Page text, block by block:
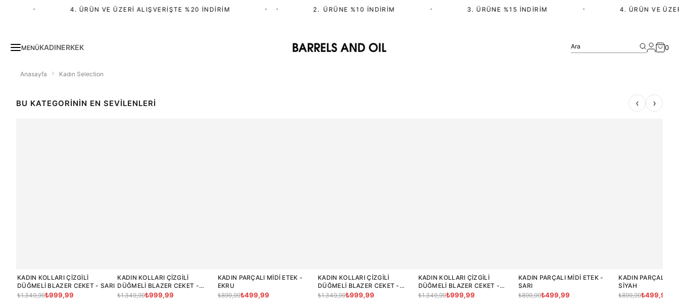
4. ÜRÜN VE ÜZERI ALIŞVERIŞTE %20 İNDIRIM • 2.⁠ ⁠ÜRÜNE %10 İNDIRIM • 3. ÜRÜNE %15 İNDIRIM • 4. ÜRÜN VE ÜZERI
MENÜKADINERKEK Ara 0
Anasayfa Kadın Selection
BU KATEGORININ EN SEVILENLERI ‹ ›
KADIN KOLLARI ÇIZGILI
DÜĞMELI BLAZER CEKET - SARI
₺1.349,99₺999,99
KADIN KOLLARI ÇIZGILI
DÜĞMELI BLAZER CEKET -
PEMBE
₺1.349,99₺999,99
KADIN PARÇALI MIDI ETEK -
EKRU
₺899,99₺499,99
KADIN KOLLARI ÇIZGILI
DÜĞMELI BLAZER CEKET -
BEBE MAVI
₺1.349,99₺999,99
KADIN KOLLARI ÇIZGILI
DÜĞMELI BLAZER CEKET -
LACIVERT
₺1.349,99₺999,99
KADIN PARÇALI MIDI ETEK -
SARI
₺899,99₺499,99
KADIN PARÇALI
SIYAH
₺899,99₺499,99